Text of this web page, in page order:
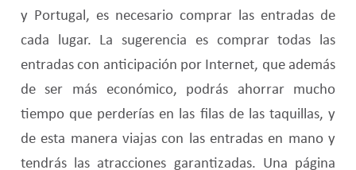
y Portugal, es necesario comprar las entradas de
cada lugar. La sugerencia es comprar todas las
entradas con anticipación por Internet, que además
de ser más económico, podrás ahorrar mucho
tiempo que perderías en las filas de las taquillas, y
de esta manera viajas con las entradas en mano y
tendrás las atracciones garantizadas. Una página